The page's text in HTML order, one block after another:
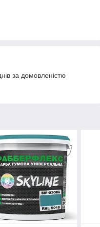
за домовленістю